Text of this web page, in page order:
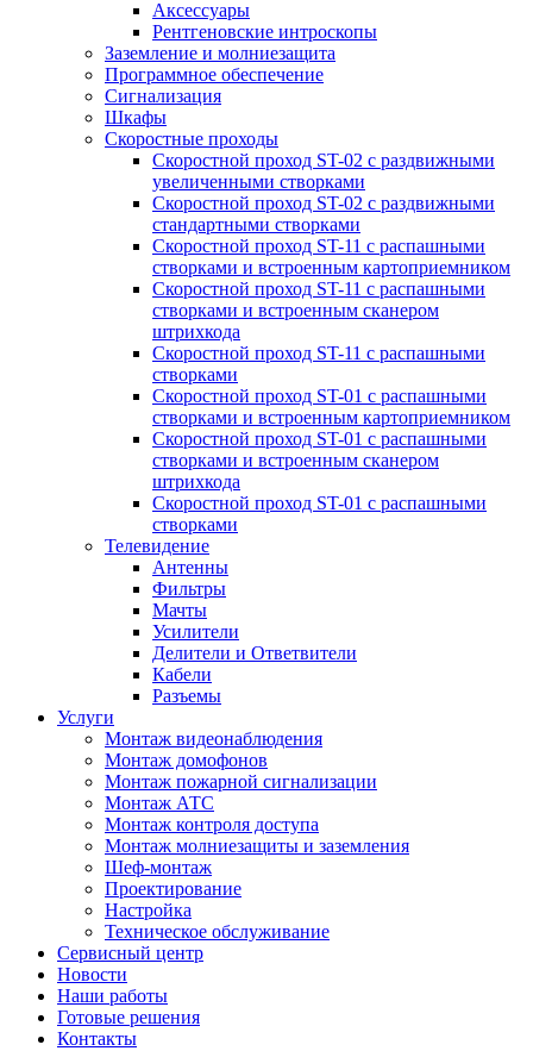
Аксессуары
Рентгеновские интроскопы
Заземление и молниезащита
Программное обеспечение
Сигнализация
Шкафы
Скоростные проходы
Скоростной проход ST-02 с раздвижными
увеличенными створками
Скоростной проход ST-02 с раздвижными
стандартными створками
Скоростной проход ST-11 с распашными
створками и встроенным картоприемником
Скоростной проход ST-11 с распашными
створками и встроенным сканером
штрихкода
Скоростной проход ST-11 с распашными
створками
Скоростной проход ST-01 с распашными
створками и встроенным картоприемником
Скоростной проход ST-01 с распашными
створками и встроенным сканером
штрихкода
Скоростной проход ST-01 с распашными
створками
Телевидение
Антенны
Фильтры
Мачты
Усилители
Делители и Ответвители
Кабели
Разъемы
Услуги
Монтаж видеонаблюдения
Монтаж домофонов
Монтаж пожарной сигнализации
Монтаж АТС
Монтаж контроля доступа
Монтаж молниезащиты и заземления
Шеф-монтаж
Проектирование
Настройка
Техническое обслуживание
Сервисный центр
Новости
Наши работы
Готовые решения
Контакты